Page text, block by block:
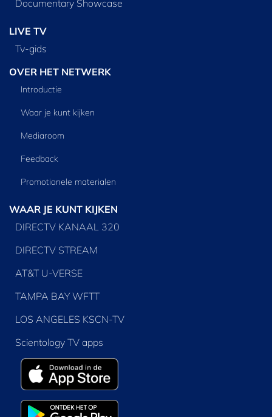
Documentary Showcase
LIVE TV
Tv‑gids
OVER HET NETWERK
Introductie
Waar je kunt kijken
Mediaroom
Feedback
Promotionele materialen
WAAR JE KUNT KIJKEN
DIRECTV KANAAL 320
DIRECTV STREAM
AT&T U-VERSE
TAMPA BAY WFTT
LOS ANGELES KSCN-TV
Scientology TV apps